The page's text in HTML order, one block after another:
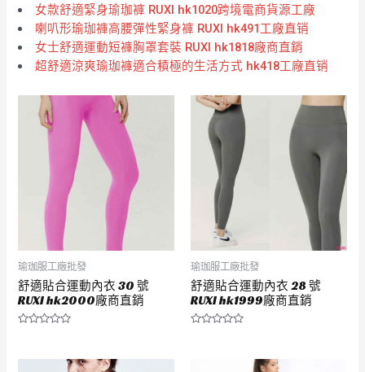
女款舒適緊身瑜珈褲 RUXI hk1020跨境電商貨源工廠
喇叭形瑜珈褲高腰彈性緊身褲 RUXI hk491工廠直销
女士舒適運動短褲胸罩套裝 RUXI hk1818廠商直銷
超舒適涼爽瑜珈褲適合積極的生活方式 hk418工廠直销
瑜珈服工廠批發
舒適貼合運動內衣 30 號
RUXI hk2000廠商直銷
滿
瑜珈服工廠批發
舒適貼合運動內衣 28 號
RUXI hk1999廠商直銷